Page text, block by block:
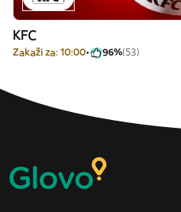
KFC
Zakaži za: 10:00 96%(53)